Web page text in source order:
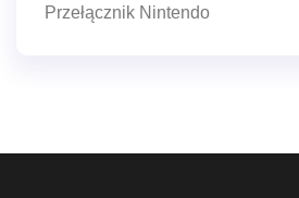
Przełącznik Nintendo